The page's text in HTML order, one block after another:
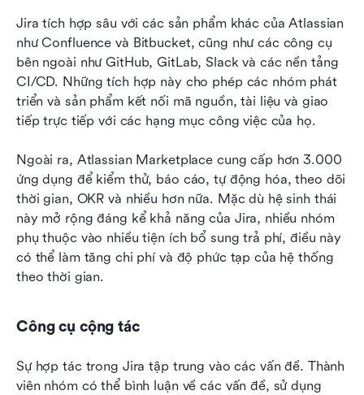
Jira tích hợp sâu với các sản phẩm khác của Atlassian
như Confluence và Bitbucket, cũng như các công cụ
bên ngoài như GitHub, GitLab, Slack và các nền tảng
CI/CD. Những tích hợp này cho phép các nhóm phát
triển và sản phẩm kết nối mã nguồn, tài liệu và giao
tiếp trực tiếp với các hạng mục công việc của họ.
Ngoài ra, Atlassian Marketplace cung cấp hơn 3.000
ứng dụng để kiểm thử, báo cáo, tự động hóa, theo dõi
thời gian, OKR và nhiều hơn nữa. Mặc dù hệ sinh thái
này mở rộng đáng kể khả năng của Jira, nhiều nhóm
phụ thuộc vào nhiều tiện ích bổ sung trả phí, điều này
có thể làm tăng chi phí và độ phức tạp của hệ thống
theo thời gian.
Công cụ cộng tác
Sự hợp tác trong Jira tập trung vào các vấn đề. Thành
viên nhóm có thể bình luận về các vấn đề, sử dụng